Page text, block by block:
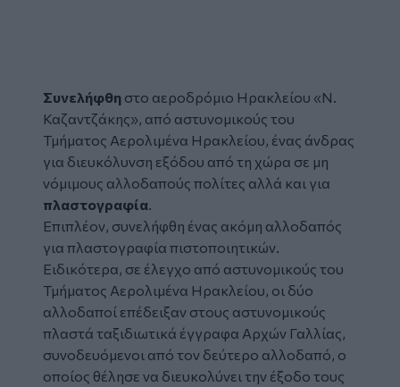
Συνελήφθη στο αεροδρόμιο Ηρακλείου «Ν.
Καζαντζάκης», από αστυνομικούς του
Τμήματος Αερολιμένα Ηρακλείου, ένας άνδρας
για διευκόλυνση εξόδου από τη χώρα σε μη
νόμιμους αλλοδαπούς πολίτες αλλά και για
πλαστογραφία.
Επιπλέον, συνελήφθη ένας ακόμη αλλοδαπός
για πλαστογραφία πιστοποιητικών.
Ειδικότερα, σε έλεγχο από αστυνομικούς του
Τμήματος Αερολιμένα Ηρακλείου, οι δύο
αλλοδαποί επέδειξαν στους αστυνομικούς
πλαστά ταξιδιωτικά έγγραφα Αρχών Γαλλίας,
συνοδευόμενοι από τον δεύτερο αλλοδαπό, ο
οποίος θέλησε να διευκολύνει την έξοδο τους